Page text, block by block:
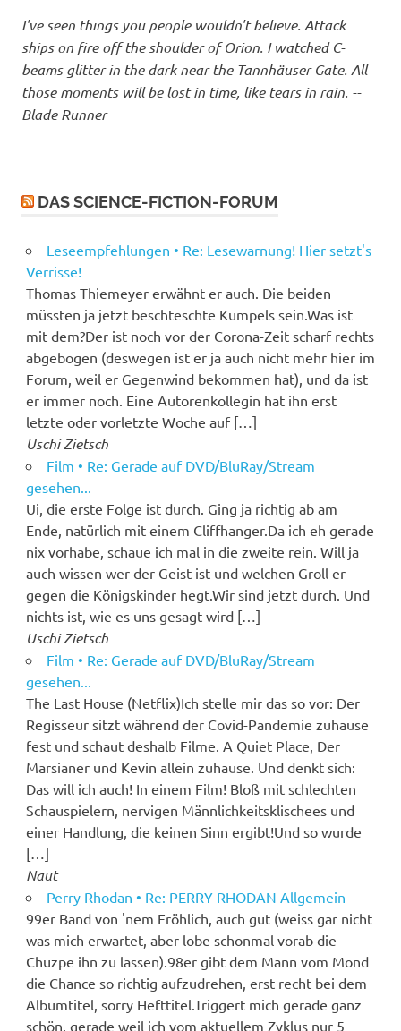
I've seen things you people wouldn't believe. Attack
ships on fire off the shoulder of Orion. I watched C-
beams glitter in the dark near the Tannhäuser Gate. All
those moments will be lost in time, like tears in rain. --
Blade Runner
DAS SCIENCE-FICTION-FORUM
Leseempfehlungen • Re: Lesewarnung! Hier setzt's
Verrisse!
Thomas Thiemeyer erwähnt er auch. Die beiden
müssten ja jetzt beschteschte Kumpels sein.Was ist
mit dem?Der ist noch vor der Corona-Zeit scharf rechts
abgebogen (deswegen ist er ja auch nicht mehr hier im
Forum, weil er Gegenwind bekommen hat), und da ist
er immer noch. Eine Autorenkollegin hat ihn erst
letzte oder vorletzte Woche auf […]
Uschi Zietsch
Film • Re: Gerade auf DVD/BluRay/Stream
gesehen...
Ui, die erste Folge ist durch. Ging ja richtig ab am
Ende, natürlich mit einem Cliffhanger.Da ich eh gerade
nix vorhabe, schaue ich mal in die zweite rein. Will ja
auch wissen wer der Geist ist und welchen Groll er
gegen die Königskinder hegt.Wir sind jetzt durch. Und
nichts ist, wie es uns gesagt wird […]
Uschi Zietsch
Film • Re: Gerade auf DVD/BluRay/Stream
gesehen...
The Last House (Netflix)Ich stelle mir das so vor: Der
Regisseur sitzt während der Covid-Pandemie zuhause
fest und schaut deshalb Filme. A Quiet Place, Der
Marsianer und Kevin allein zuhause. Und denkt sich:
Das will ich auch! In einem Film! Bloß mit schlechten
Schauspielern, nervigen Männlichkeitsklischees und
einer Handlung, die keinen Sinn ergibt!Und so wurde
[…]
Naut
Perry Rhodan • Re: PERRY RHODAN Allgemein
99er Band von 'nem Fröhlich, auch gut (weiss gar nicht
was mich erwartet, aber lobe schonmal vorab die
Chuzpe ihn zu lassen).98er gibt dem Mann vom Mond
die Chance so richtig aufzudrehen, erst recht bei dem
Albumtitel, sorry Hefttitel.Triggert mich gerade ganz
schön, gerade weil ich vom aktuellem Zyklus nur 5